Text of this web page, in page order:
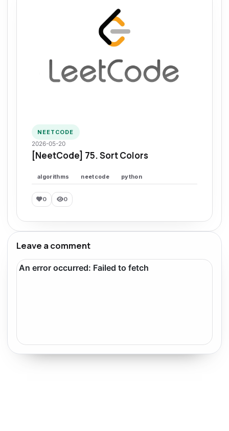
NEETCODE
2026-05-20
[NeetCode] 75. Sort Colors
algorithms neetcode python
0 0
Leave a comment